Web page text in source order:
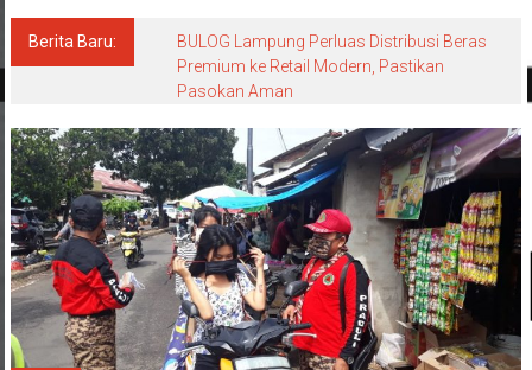
Terpercaya
Berita Baru:
BULOG Lampung Perluas Distribusi Beras
Premium ke Retail Modern, Pastikan
Pasokan Aman